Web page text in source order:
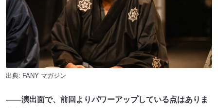
出典: FANY マガジン
――演出面で、前回よりパワーアップしている点はありま